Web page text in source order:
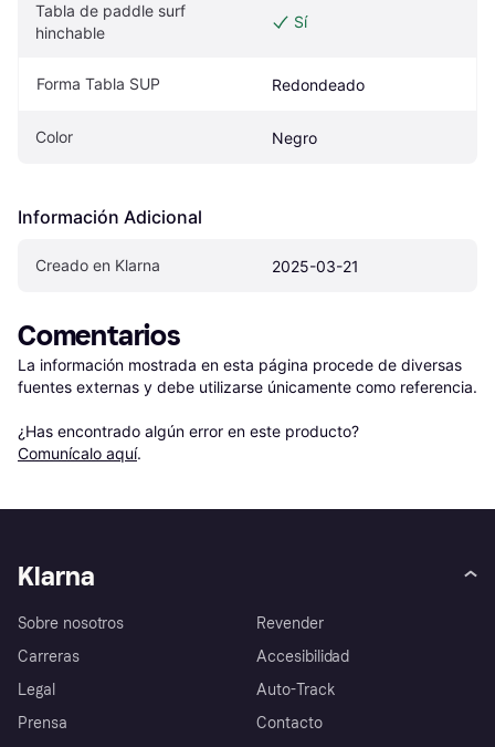
Tabla de paddle surf
hinchable
Sí
Forma Tabla SUP Redondeado
Color Negro
Información Adicional
Creado en Klarna 2025-03-21
Comentarios
La información mostrada en esta página procede de diversas
fuentes externas y debe utilizarse únicamente como referencia.
¿Has encontrado algún error en este producto?
Comunícalo aquí.
Klarna
Sobre nosotros
Carreras
Legal
Prensa
Revender
Accesibilidad
Auto-Track
Contacto